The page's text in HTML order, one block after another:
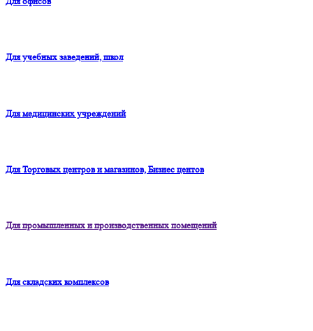
Для учебных заведений, школ
Для медицинских учреждений
Для Торговых центров и магазинов, Бизнес центов
Для промышленных и производственных помещений
Для складских комплексов